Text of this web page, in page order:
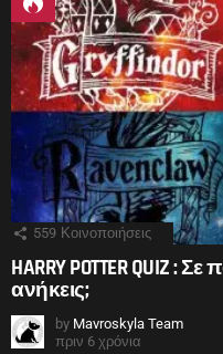
559 Κοινοποιήσεις
HARRY POTTER QUIZ :
ανήκεις;
by Mavroskyla Team
πριν 6 χρόνια